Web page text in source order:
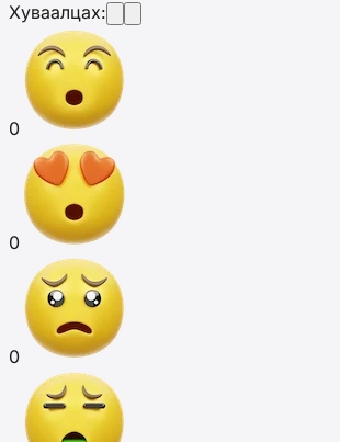
Хуваалцах:
0
0
0